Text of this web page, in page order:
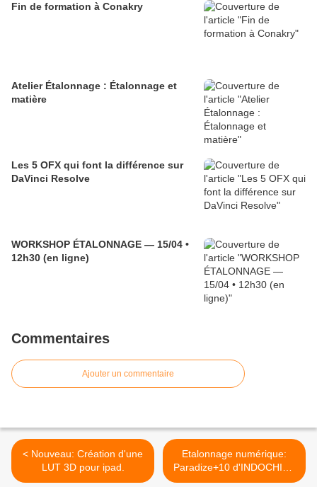
Fin de formation à Conakry
Atelier Étalonnage : Étalonnage et
matière
Les 5 OFX qui font la différence sur
DaVinci Resolve
WORKSHOP ÉTALONNAGE — 15/04 •
12h30 (en ligne)
Commentaires
Ajouter un commentaire
< Nouveau: Création d'une
LUT 3D pour ipad.
Etalonnage numérique:
Paradize+10 d'INDOCHINE
>